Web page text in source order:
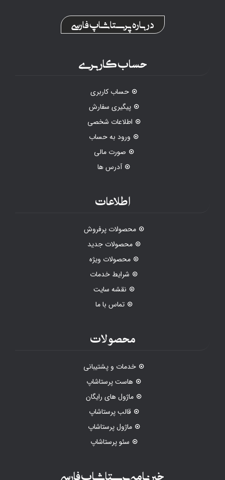
درباره پرستاشاپ فارسی
حساب کاربری
حساب کاربری
پیگیری سفارش
اطلاعات شخصی
ورود به حساب
صورت مالی
آدرس ها
اطلاعات
محصولات پرفروش
محصولات جدید
محصولات ویژه
شرایط خدمات
نقشه سایت
تماس با ما
محصولات
خدمات و پشتیبانی
هاست پرستاشاپ
ماژول های رایگان
قالب پرستاشاپ
ماژول پرستاشاپ
سئو پرستاشاپ
خبرنامه پرستاشاپ فارسی